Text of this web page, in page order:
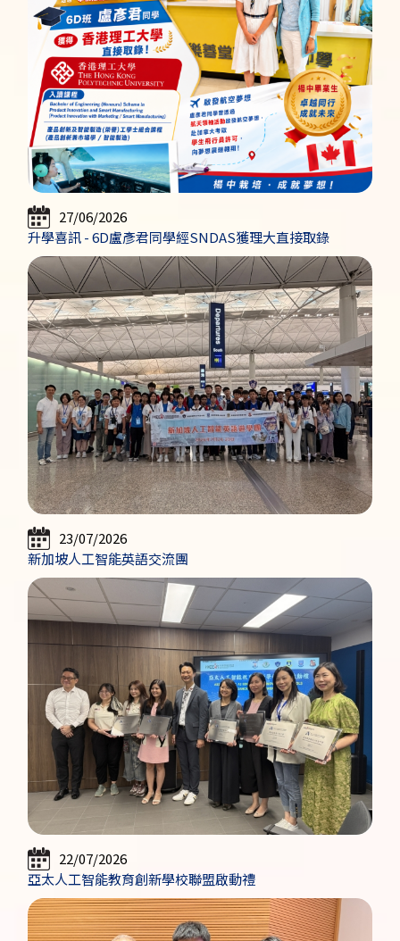
27/06/2026
升學喜訊 - 6D盧彥君同學經SNDAS獲理大直接取錄
23/07/2026
新加坡人工智能英語交流團
22/07/2026
亞太人工智能教育創新學校聯盟啟動禮